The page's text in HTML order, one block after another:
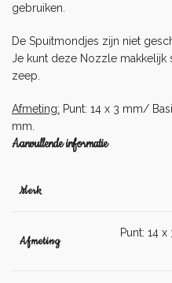
gebruiken.
De Spuitmondjes zijn niet
Je kunt deze Nozzle makkelijk
zeep.
Afmeting: Punt: 14 x 3 mm/
mm.
Aanvullende informatie
Merk
Afmeting
Punt: 14